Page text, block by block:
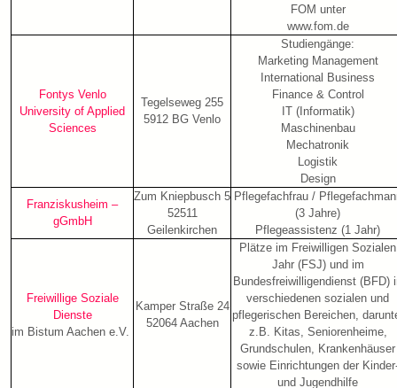
FOM unter
www.fom.de
Fontys Venlo
University of Applied
Sciences
Tegelseweg 255
5912 BG Venlo
Studiengänge:
Marketing Management
International Business
Finance & Control
IT (Informatik)
Maschinenbau
Mechatronik
Logistik
Design
Franziskusheim –
gGmbH
Zum Kniepbusch 5
52511
Geilenkirchen
Pflegefachfrau /
(3 Jahre)
Pflegeassistenz (1 Jahr)
Freiwillige Soziale
Dienste
im Bistum Aachen e.V.
Kamper Straße 24
52064 Aachen
Plätze im Freiwilligen Sozialen
Jahr (FSJ) und im
Bundesfreiwilligendienst (BFD)
verschiedenen sozialen und
pflegerischen Bereichen,
z.B. Kitas, Seniorenheime,
Grundschulen, Krankenhäuser
sowie Einrichtungen der
und Jugendhilfe